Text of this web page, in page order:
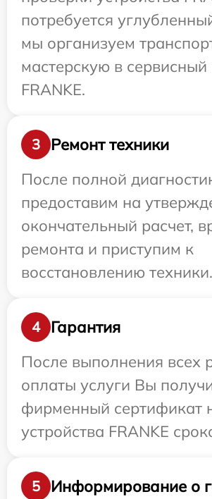
потребуется
мы организуем
мастерскую в сервисный
FRANKE.
3
Ремонт техники
После полной
предоставим на
окончательный расчет,
ремонта и приступим к
восстановлению техники.
4
Гарантия
После выполнения всех
оплаты услуги Вы
фирменный сертификат
устройства FRANKE
5
Информирование о